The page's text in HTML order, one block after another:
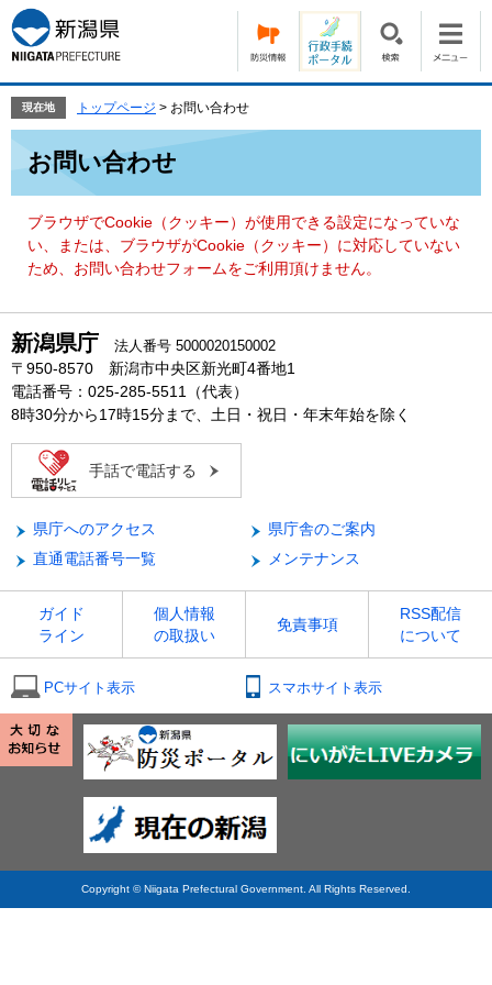
ー
ジ
の
頭
す。
ニ
ュ
ー
飛
て
現在地 トップページ > お問い合わせ
お問い合わせ
ブラウザでCookie（クッキー）が使用できる設定になっていな
い、または、ブラウザがCookie（クッキー）に対応していない
ため、お問い合わせフォームをご利用頂けません。
新潟県庁 法人番号 5000020150002
〒950-8570 新潟市中央区新光町4番地1
電話番号：025-285-5511（代表）
8時30分から17時15分まで、土日・祝日・年末年始を除く
手話で電話する
県庁へのアクセス
県庁舎のご案内
直通電話番号一覧
メンテナンス
ガイド
ライン
個人情報
の取扱い
免責事項
RSS配信
について
PCサイト表示 スマホサイト表示
Copyright © Niigata Prefectural Government. All Rights Reserved.